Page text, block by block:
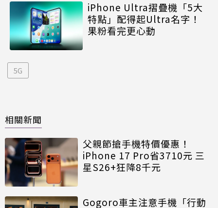
iPhone Ultra摺疊機「5大
特點」配得起Ultra名字！
果粉看完更心動
5G
相關新聞
父親節搶手機特價優惠！
iPhone 17 Pro省3710元 三
星S26+狂降8千元
Gogoro車主注意手機「行動